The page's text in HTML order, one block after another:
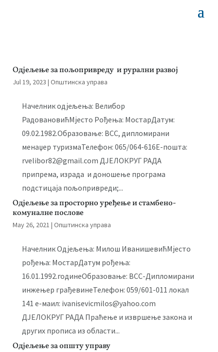
Одјељење за пољопривреду и рурални развој
Jul 19, 2023 | Општинска управа
Начелник одјељења: Велибор
РадовановићМјeсто Рођења: МостарДатум:
09.02.1982.Образовање: ВСС, дипломирани
менаџер туризмаТелефон: 065/064-616Е-пошта:
rvelibor82@gmail.com ДЈЕЛОКРУГ РАДА
припрема, израда и доношење програма
подстицаја пољопривреди;...
Одјељење за просторно уређење и стамбено-
комуналне послове
May 26, 2021 | Општинска управа
Начелник Одјељења: Милош ИванишевићМјесто
рођења: МостарДатум рођења:
16.01.1992.годинеОбразовање: ВСС-Дипломирани
инжењер грађевинеТелефон: 059/601-011 локал
141 е-маил: ivanisevicmilos@yahoo.com
ДЈЕЛОКРУГ РАДА Праћење и извршење закона и
других прописа из области...
Одјељење за општу управу